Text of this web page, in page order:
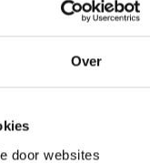
Over
door websites